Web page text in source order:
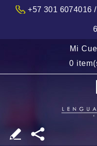
+57 301 6074016
Mi
0